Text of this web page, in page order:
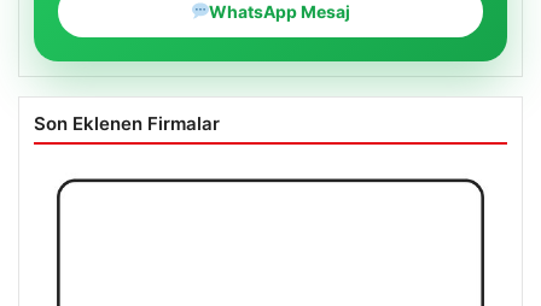
WhatsApp Mesaj
Son Eklenen Firmalar